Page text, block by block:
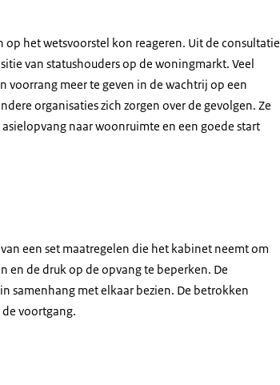
het wetsvoorstel kon reageren. Uit de consultatie
van statushouders op de woningmarkt. Veel
voorrang meer te geven in de wachtrij op een
organisaties zich zorgen over de gevolgen. Ze
naar woonruimte en een goede start
een set maatregelen die het kabinet neemt om
de druk op de opvang te beperken. De
samenhang met elkaar bezien. De betrokken
voortgang.